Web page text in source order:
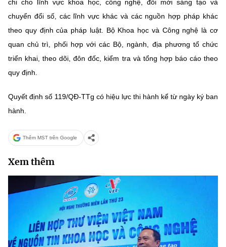
chi cho lĩnh vực khoa học, công nghệ, đổi mới sáng tạo và
chuyển đổi số, các lĩnh vực khác và các nguồn hợp pháp khác
theo quy định của pháp luật. Bộ Khoa học và Công nghệ là cơ
quan chủ trì, phối hợp với các Bộ, ngành, địa phương tổ chức
triển khai, theo dõi, đôn đốc, kiểm tra và tổng hợp báo cáo theo
quy định.
Quyết định số 119/QĐ-TTg có hiệu lực thi hành kể từ ngày ký ban
hành.
Thêm MST trên Google
Xem thêm